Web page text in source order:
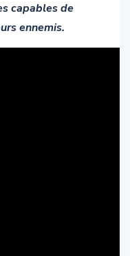
capables de
ennemis.